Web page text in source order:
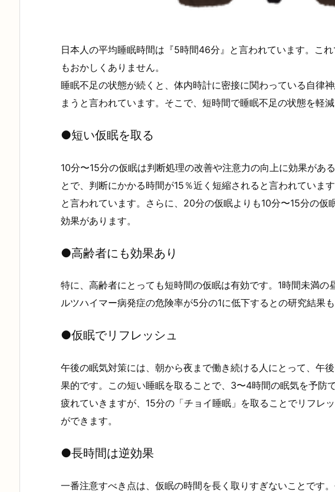
日本人の平均睡眠時間は『5時間46分』と言われています。こ
もおかしくありません。
睡眠不足の状態が続くと、体内時計に密接に関わっている自律
まうと言われています。そこで、短時間で睡眠不足の状態を軽
●短い仮眠を取る
10分〜15分の仮眠は判断処理の改善や注意力の向上に効果があ
とで、判断にかかる時間が15％近く短縮されると言われていま
と言われています。さらに、20分の仮眠よりも10分〜15分の仮
効果があります。
●高齢者にも効果あり
特に、高齢者にとっても短時間の仮眠は有効です。1時間未満の
ルツハイマー病発症の危険率が5分の1に低下するとの研究結果も
●仮眠でリフレッシュ
午後の眠気対策には、朝から夜まで働き続ける人にとって、午
果的です。この短い睡眠を取ることで、3〜4時間の眠気を予防
疲れていきますが、15分の「チョイ睡眠」を取ることでリフレ
ができます。
●長時間は逆効果
一番注意すべき点は、仮眠の時間を長く取りすぎないことです